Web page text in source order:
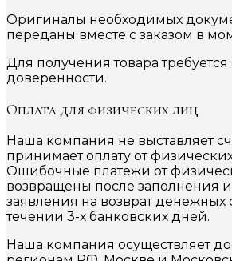
Оригиналы необходимых
переданы вместе с заказом в
Для получения товара
доверенности.
Оплата для физических лиц
Наша компания не выставляет
принимает оплату от
Ошибочные платежи от
возвращены после заполнения
заявления на возврат денежных
течении 3-х банковских дней.
Наша компания осуществляет